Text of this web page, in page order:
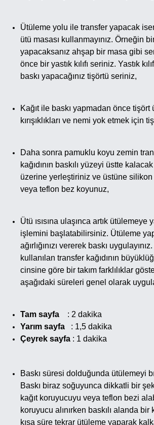
Ütüleme yolu ile transfer yapacak
ütü masası kullanmayınız. Örneğin
yapacaksanız ahşap bir masa gibi
önce bir yastık kılıfı seriniz. Yastık
baskı yapacağınız tişörtü seriniz,
Kağıt ile baskı yapmadan önce tişört
kırışıklıkları ve nemi yok etmek için
Daha sonra pamuklu koyu zemin
kağıdının baskılı yüzeyi üstte
üzerine yerleştiriniz ve üstüne silikon
veya teflon bez koyunuz,
Ütü ısısına ulaşınca artık ütülemeye
işlemini başlatabilirsiniz. Ütüleme
ağırlığınızı vererek baskı
kullanılan transfer kağıdının
cinsine göre bir takım farklılıklar
aşağıdaki süreleri genel olarak
Tam sayfa : 2 dakika
Yarım sayfa : 1,5 dakika
Çeyrek sayfa : 1 dakika
Baskı süresi dolduğunda ütülemeyi
Baskı biraz soğuyunca dikkatli bir
kağıt koruyucuyu veya teflon bezi
koruyucu alınırken baskılı alanda
kısa süre tekrar ütüleme yaparak